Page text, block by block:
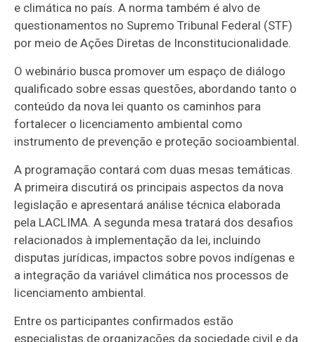
e climática no país. A norma também é alvo de
questionamentos no Supremo Tribunal Federal (STF)
por meio de Ações Diretas de Inconstitucionalidade.
O webinário busca promover um espaço de diálogo
qualificado sobre essas questões, abordando tanto o
conteúdo da nova lei quanto os caminhos para
fortalecer o licenciamento ambiental como
instrumento de prevenção e proteção socioambiental.
A programação contará com duas mesas temáticas.
A primeira discutirá os principais aspectos da nova
legislação e apresentará análise técnica elaborada
pela LACLIMA. A segunda mesa tratará dos desafios
relacionados à implementação da lei, incluindo
disputas jurídicas, impactos sobre povos indígenas e
a integração da variável climática nos processos de
licenciamento ambiental.
Entre os participantes confirmados estão
especialistas de organizações da sociedade civil e da